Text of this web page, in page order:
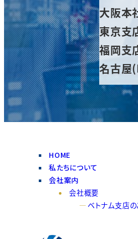
大阪本
東京支
福岡支
名古
HOME
私たちについて
会社案内
会社概要
ベトナム支店